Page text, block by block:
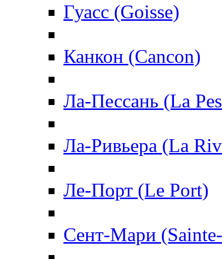
Гуасс (Goisse)
Канкон (Cancon)
Ла-Пессань (La
Ла-Ривьера (La
Ле-Порт (Le Port)
Сент-Мари